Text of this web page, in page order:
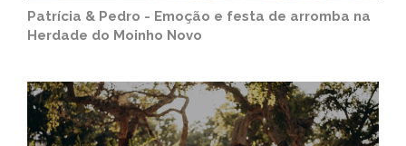
Patrícia & Pedro - Emoção e festa de arromba na
Herdade do Moinho Novo